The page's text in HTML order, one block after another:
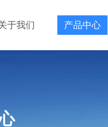
于我们 产品中心